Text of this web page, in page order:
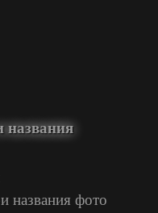
названия
названия фото